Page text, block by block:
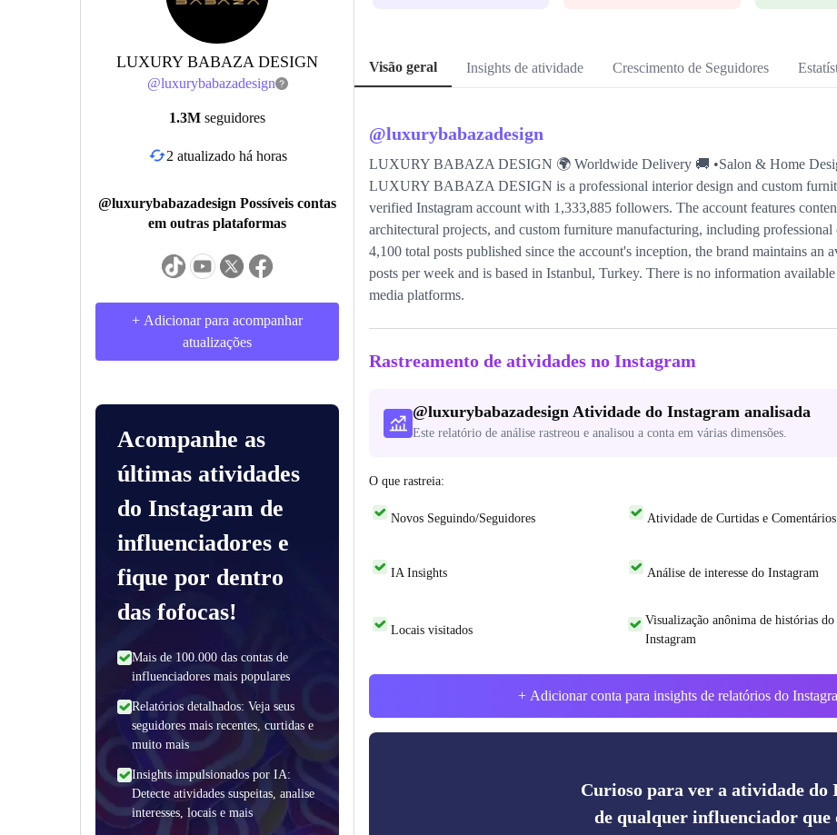
LUXURY BABAZA DESIGN
@luxurybabazadesign
1.3M seguidores
2 atualizado há horas
@luxurybabazadesign Possíveis contas
em outras plataformas
+ Adicionar para acompanhar
atualizações
Acompanhe as
últimas atividades
do Instagram de
influenciadores e
fique por dentro
das fofocas!
Mais de 100.000 das contas de
influenciadores mais populares
Relatórios detalhados: Veja seus
seguidores mais recentes, curtidas e
muito mais
Insights impulsionados por IA:
Detecte atividades suspeitas, analise
interesses, locais e mais
Visão geral Insights de atividade Crescimento de Seguidores
@luxurybabazadesign
LUXURY BABAZA DESIGN 🌍 Worldwide Delivery 🚚 •Salon & Home
LUXURY BABAZA DESIGN is a professional interior design and custom
verified Instagram account with 1,333,885 followers. The account features
architectural projects, and custom furniture manufacturing, including
4,100 total posts published since the account's inception, the brand maintains an
posts per week and is based in Istanbul, Turkey. There is no information
media platforms.
Rastreamento de atividades no Instagram
@luxurybabazadesign Atividade do Instagram analisada
Este relatório de análise rastreou e analisou a conta em várias dimensões.
O que rastreia:
Novos Seguindo/Seguidores Atividade de Curtidas e Comentários
IA Insights Análise de interesse do Instagram
Locais visitados
Visualização anônima de histórias do
Instagram
+ Adicionar conta para insights de relatórios do
Curioso para ver a atividade do
de qualquer influenciador que